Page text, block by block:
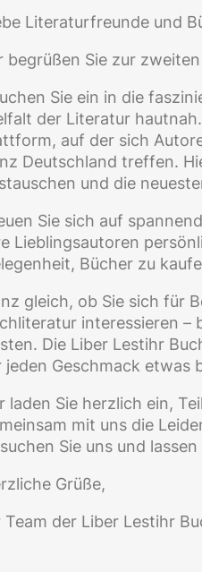
Literaturfreunde und
begrüßen Sie zur
Sie ein in die
der Literatur
auf der sich
Deutschland treffen.
und die
Sie sich auf
Lieblingsautoren
Bücher zu
gleich, ob Sie sich für
interessieren –
Die Liber Lestihr
jeden Geschmack etwas
laden Sie herzlich ein,
mit uns die
Sie uns und
Grüße,
Team der Liber Lestihr